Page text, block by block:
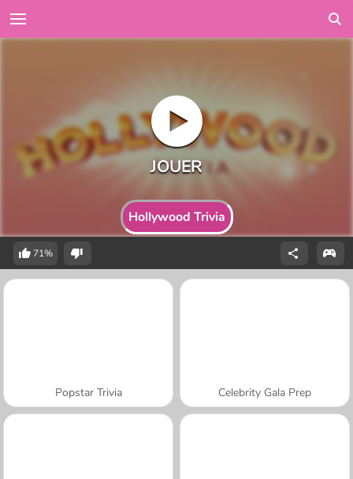
Hollywood Trivia
71%
Popstar Trivia Celebrity Gala Prep